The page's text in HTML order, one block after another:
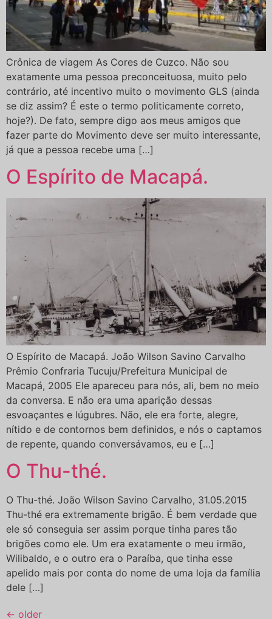
Crônica de viagem As Cores de Cuzco. Não sou
exatamente uma pessoa preconceituosa, muito pelo
contrário, até incentivo muito o movimento GLS (ainda
se diz assim? É este o termo politicamente correto,
hoje?). De fato, sempre digo aos meus amigos que
fazer parte do Movimento deve ser muito interessante,
já que a pessoa recebe uma […]
O Espírito de Macapá.
O Espírito de Macapá. João Wilson Savino Carvalho
Prêmio Confraria Tucuju/Prefeitura Municipal de
Macapá, 2005 Ele apareceu para nós, ali, bem no meio
da conversa. E não era uma aparição dessas
esvoaçantes e lúgubres. Não, ele era forte, alegre,
nítido e de contornos bem definidos, e nós o captamos
de repente, quando conversávamos, eu e […]
O Thu-thé.
O Thu-thé. João Wilson Savino Carvalho, 31.05.2015
Thu-thé era extremamente brigão. É bem verdade que
ele só conseguia ser assim porque tinha pares tão
brigões como ele. Um era exatamente o meu irmão,
Wilibaldo, e o outro era o Paraíba, que tinha esse
apelido mais por conta do nome de uma loja da família
dele […]
← older